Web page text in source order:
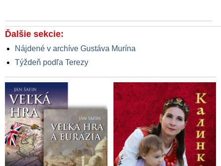
Ďalšie sekcie:
Nájdené v archíve Gustáva Murína
Týždeň podľa Terezy